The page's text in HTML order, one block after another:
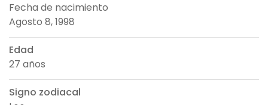
Fecha de nacimiento
Agosto 8, 1998
Edad
27 años
Signo zodiacal